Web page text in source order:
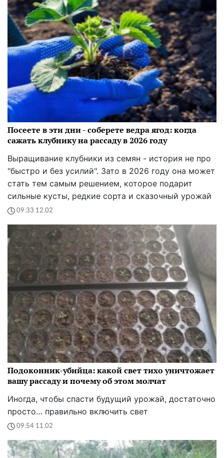
Посеете в эти дни - соберете ведра ягод: когда
сажать клубнику на рассаду в 2026 году
Выращивание клубники из семян - история не про
"быстро и без усилий". Зато в 2026 году она может
стать тем самым решением, которое подарит
сильные кусты, редкие сорта и сказочный урожай
09:33 12.02
Подоконник-убийца: какой свет тихо уничтожает
вашу рассаду и почему об этом молчат
Иногда, чтобы спасти будущий урожай, достаточно
просто… правильно включить свет
09:54 11.02